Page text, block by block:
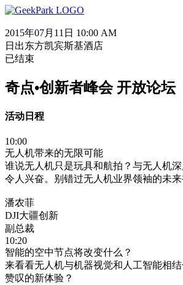
2015年07月11日 10:00 AM
日出东方凯宾斯基酒店
已结束
奇点•创新者峰会 开放论坛
活动日程
10:00
无人机带来的无限可能
谁说无人机只是玩具和航拍？与无人机
令人兴奋。别错过无人机业界领袖的未来
潘农菲
DJI大疆创新
副总裁
10:20
智能的空中节点将改变什么？
来看看无人机与机器视觉和人工智能相
赞叹的新体验？